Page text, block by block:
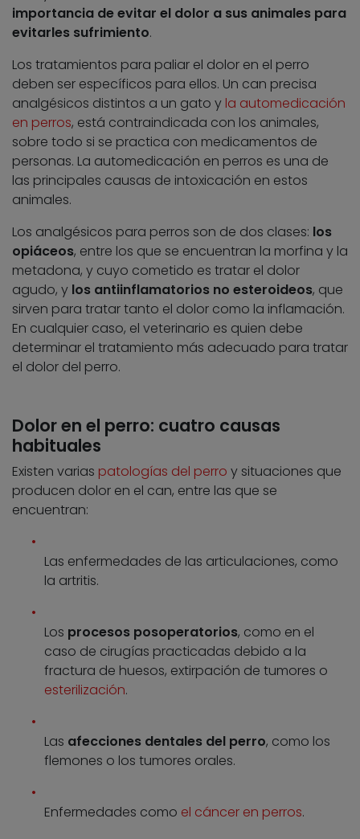
importancia de evitar el dolor a sus animales para
evitarles sufrimiento.
Los tratamientos para paliar el dolor en el perro
deben ser específicos para ellos. Un can precisa
analgésicos distintos a un gato y la automedicación
en perros, está contraindicada con los animales,
sobre todo si se practica con medicamentos de
personas. La automedicación en perros es una de
las principales causas de intoxicación en estos
animales.
Los analgésicos para perros son de dos clases: los
opiáceos, entre los que se encuentran la morfina y la
metadona, y cuyo cometido es tratar el dolor
agudo, y los antiinflamatorios no esteroideos, que
sirven para tratar tanto el dolor como la inflamación.
En cualquier caso, el veterinario es quien debe
determinar el tratamiento más adecuado para tratar
el dolor del perro.
Dolor en el perro: cuatro causas
habituales
Existen varias patologías del perro y situaciones que
producen dolor en el can, entre las que se
encuentran:
Las enfermedades de las articulaciones, como
la artritis.
Los procesos posoperatorios, como en el
caso de cirugías practicadas debido a la
fractura de huesos, extirpación de tumores o
esterilización.
Las afecciones dentales del perro, como los
flemones o los tumores orales.
Enfermedades como el cáncer en perros.